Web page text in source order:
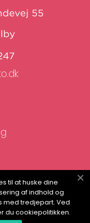
til at huske dine
af indhold og
med tredjepart. Ved
du cookiepolitikken.